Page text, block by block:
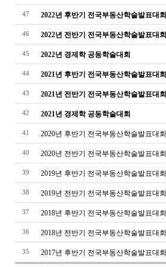
47 2022년 후반기 전국부동산학술발표대회
46 2022년 전반기 전국부동산학술발표대회
45 2022년 경제학 공동학술대회
44 2021년 후반기 전국부동산학술발표대회
43 2021년 전반기 전국부동산학술발표대회
42 2021년 경제학 공동학술대회
41 2020년 후반기 전국부동산학술발표대회
40 2020년 전반기 전국부동산학술발표대회
39 2019년 후반기 전국부동산학술발표대회
38 2019년 전반기 전국부동산학술발표대회
37 2018년 후반기 전국부동산학술발표대회
36 2018년 전반기 전국부동산학술발표대회
35 2017년 후반기 전국부동산학술발표대회